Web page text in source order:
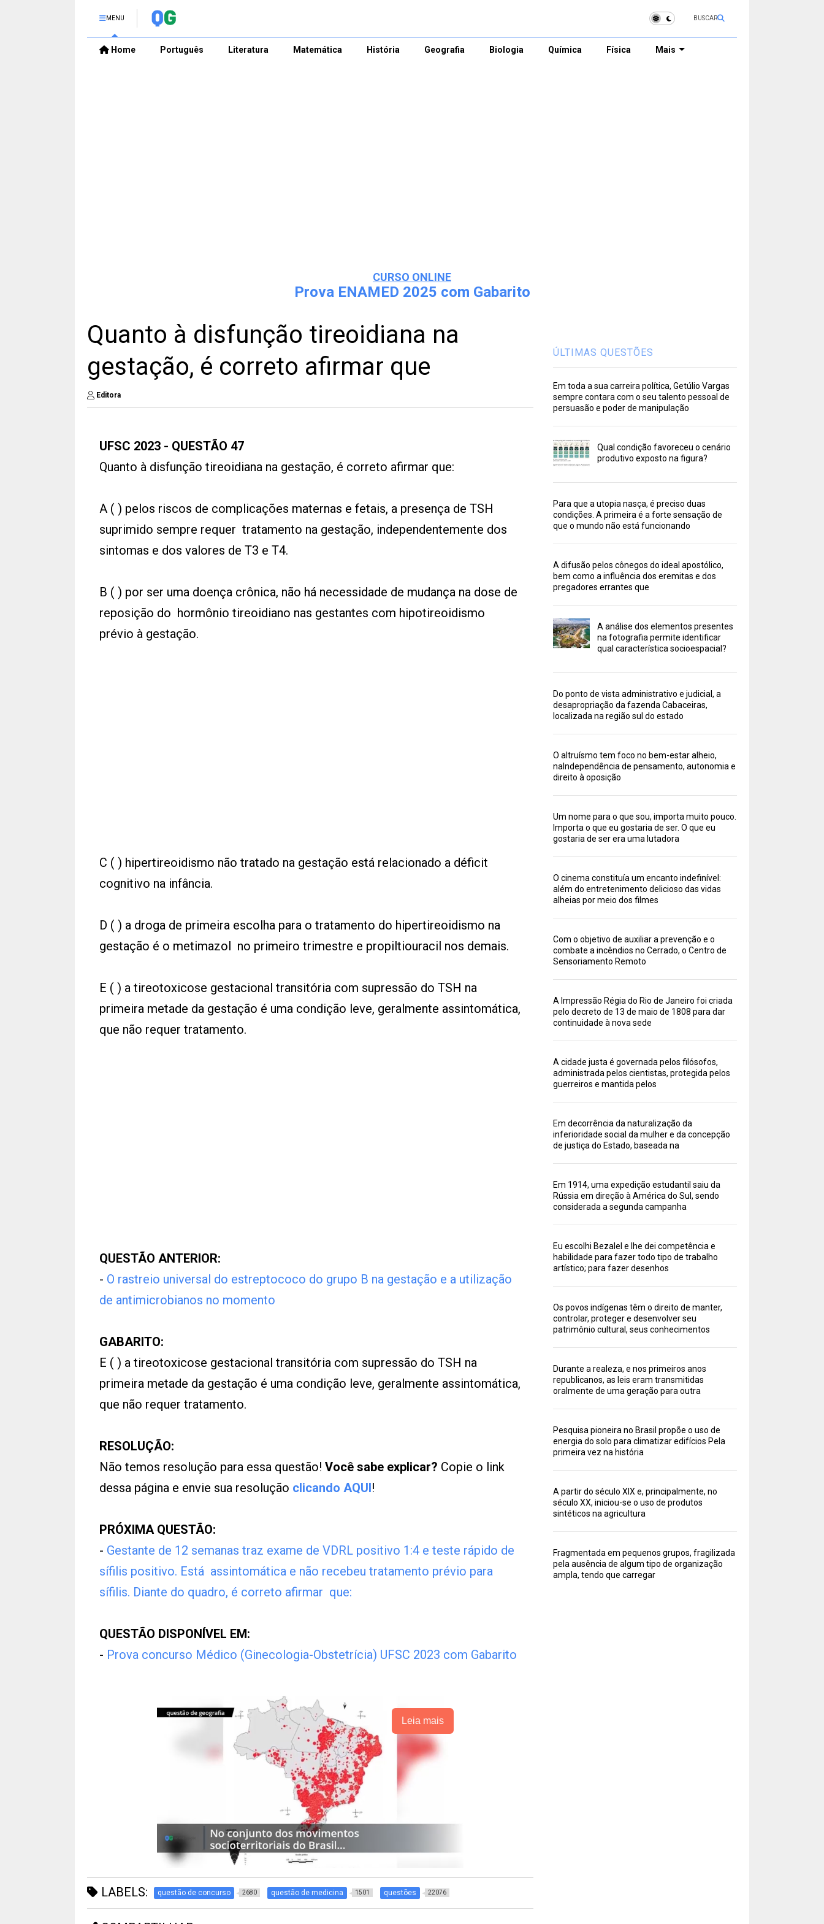
MENU BUSCAR
Home Português Literatura Matemática História Geografia Biologia Química Física Mais
CURSO ONLINE
Prova ENAMED 2025 com Gabarito
Quanto à disfunção tireoidiana na
gestação, é correto afirmar que
Editora
UFSC 2023 - QUESTÃO 47
Quanto à disfunção tireoidiana na gestação, é correto afirmar que:
A ( ) pelos riscos de complicações maternas e fetais, a presença de TSH
suprimido sempre requer tratamento na gestação, independentemente dos
sintomas e dos valores de T3 e T4.
B ( ) por ser uma doença crônica, não há necessidade de mudança na dose de
reposição do hormônio tireoidiano nas gestantes com hipotireoidismo
prévio à gestação.
C ( ) hipertireoidismo não tratado na gestação está relacionado a déficit
cognitivo na infância.
D ( ) a droga de primeira escolha para o tratamento do hipertireoidismo na
gestação é o metimazol no primeiro trimestre e propiltiouracil nos demais.
E ( ) a tireotoxicose gestacional transitória com supressão do TSH na
primeira metade da gestação é uma condição leve, geralmente assintomática,
que não requer tratamento.
QUESTÃO ANTERIOR:
- O rastreio universal do estreptococo do grupo B na gestação e a utilização
de antimicrobianos no momento
GABARITO:
E ( ) a tireotoxicose gestacional transitória com supressão do TSH na
primeira metade da gestação é uma condição leve, geralmente assintomática,
que não requer tratamento.
RESOLUÇÃO:
Não temos resolução para essa questão! Você sabe explicar? Copie o link
dessa página e envie sua resolução clicando AQUI!
PRÓXIMA QUESTÃO:
- Gestante de 12 semanas traz exame de VDRL positivo 1:4 e teste rápido de
sífilis positivo. Está assintomática e não recebeu tratamento prévio para
sífilis. Diante do quadro, é correto afirmar que:
QUESTÃO DISPONÍVEL EM:
- Prova concurso Médico (Ginecologia-Obstetrícia) UFSC 2023 com Gabarito
Leia mais
LABELS: questão de concurso 2680 questão de medicina 1501 questões 22076
ÚLTIMAS QUESTÕES
Em toda a sua carreira política, Getúlio Vargas
sempre contara com o seu talento pessoal de
persuasão e poder de manipulação
Qual condição favoreceu o cenário
produtivo exposto na figura?
Para que a utopia nasça, é preciso duas
condições. A primeira é a forte sensação de
que o mundo não está funcionando
A difusão pelos cônegos do ideal apostólico,
bem como a influência dos eremitas e dos
pregadores errantes que
A análise dos elementos presentes
na fotografia permite identificar
qual característica socioespacial?
Do ponto de vista administrativo e judicial, a
desapropriação da fazenda Cabaceiras,
localizada na região sul do estado
O altruísmo tem foco no bem-estar alheio,
naIndependência de pensamento, autonomia e
direito à oposição
Um nome para o que sou, importa muito pouco.
Importa o que eu gostaria de ser. O que eu
gostaria de ser era uma lutadora
O cinema constituía um encanto indefinível:
além do entretenimento delicioso das vidas
alheias por meio dos filmes
Com o objetivo de auxiliar a prevenção e o
combate a incêndios no Cerrado, o Centro de
Sensoriamento Remoto
A Impressão Régia do Rio de Janeiro foi criada
pelo decreto de 13 de maio de 1808 para dar
continuidade à nova sede
A cidade justa é governada pelos filósofos,
administrada pelos cientistas, protegida pelos
guerreiros e mantida pelos
Em decorrência da naturalização da
inferioridade social da mulher e da concepção
de justiça do Estado, baseada na
Em 1914, uma expedição estudantil saiu da
Rússia em direção à América do Sul, sendo
considerada a segunda campanha
Eu escolhi Bezalel e lhe dei competência e
habilidade para fazer todo tipo de trabalho
artístico; para fazer desenhos
Os povos indígenas têm o direito de manter,
controlar, proteger e desenvolver seu
patrimônio cultural, seus conhecimentos
Durante a realeza, e nos primeiros anos
republicanos, as leis eram transmitidas
oralmente de uma geração para outra
Pesquisa pioneira no Brasil propõe o uso de
energia do solo para climatizar edifícios Pela
primeira vez na história
A partir do século XIX e, principalmente, no
século XX, iniciou-se o uso de produtos
sintéticos na agricultura
Fragmentada em pequenos grupos, fragilizada
pela ausência de algum tipo de organização
ampla, tendo que carregar